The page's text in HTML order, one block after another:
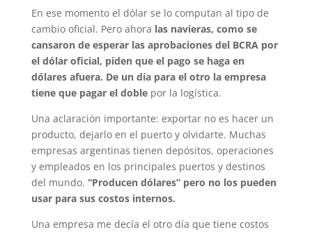
En ese momento el dólar se lo computan al tipo de
cambio oficial. Pero ahora las navieras, como se
cansaron de esperar las aprobaciones del BCRA por
el dólar oficial, piden que el pago se haga en
dólares afuera. De un día para el otro la empresa
tiene que pagar el doblepor la logística.
Una aclaración importante: exportar no es hacer un
producto, dejarlo en el puerto y olvidarte. Muchas
empresas argentinas tienen depósitos, operaciones
y empleados en los principales puertos y destinos
del mundo. “Producen dólares” pero no los pueden
usar para sus costos internos.
Una empresa me decía el otro día que tiene costos